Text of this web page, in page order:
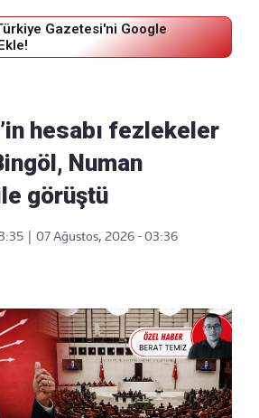
Gazetesi'ni Google
hesabı fezlekeler
Numan
görüştü
| 07 Ağustos, 2026 - 03:36